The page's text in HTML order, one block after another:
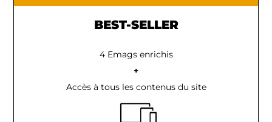
BEST-SELLER
4 Emags enrichis
+
Accès à tous les contenus du site